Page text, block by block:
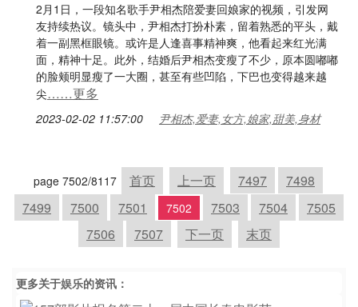
2月1日，一段知名歌手尹相杰陪爱妻回娘家的视频，引发网
友持续热议。镜头中，尹相杰打扮朴素，留着熟悉的平头，戴
着一副黑框眼镜。或许是人逢喜事精神爽，他看起来红光满
面，精神十足。此外，结婚后尹相杰变瘦了不少，原本圆嘟嘟
的脸颊明显瘦了一大圈，甚至有些凹陷，下巴也变得越来越
尖……更多
2023-02-02 11:57:00 尹相杰,爱妻,女方,娘家,甜美,身材
page 7502/8117 首页 上一页 7497
7498
7499
7500 7501 7502 7503 7504
7505
7506
7507 下一页 末页
更多关于娱乐的资讯：